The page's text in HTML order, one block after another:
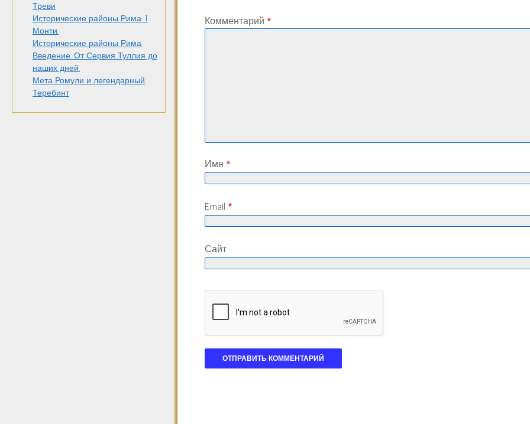
Треви
Исторические районы Рима. I
Монти.
Исторические районы Рима.
Введение. От Сервия Туллия до
наших дней.
Мета Ромули и легендарный
Теребинт
Комментарий*
Имя*
Email*
Сайт